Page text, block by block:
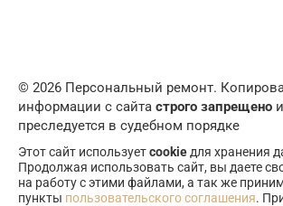
© 2026 Персональный ремонт.
информации с сайта строго запрещено и
преследуется в судебном порядке
Этот сайт используетcookie для хранения
Продолжая использовать сайт, вы даете
на работу с этими файлами, а так же
пункты пользовательского соглашения.